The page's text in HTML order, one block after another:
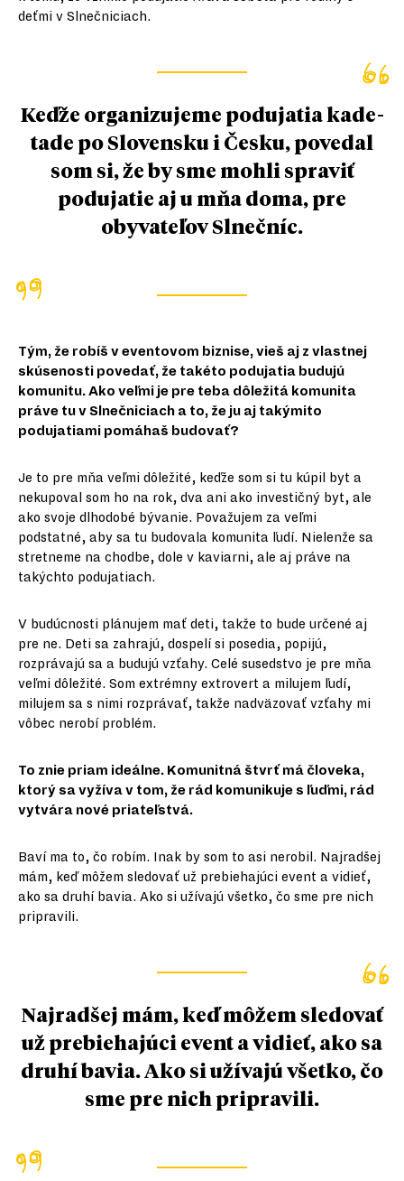
deťmi v Slnečniciach.
Keďže organizujeme podujatia kade-
tade po Slovensku i Česku, povedal
som si, že by sme mohli spraviť
podujatie aj u mňa doma, pre
obyvateľov Slnečníc.
Tým, že robíš v eventovom biznise, vieš aj z vlastnej
skúsenosti povedať, že takéto podujatia budujú
komunitu. Ako veľmi je pre teba dôležitá komunita
práve tu v Slnečniciach a to, že ju aj takýmito
podujatiami pomáhaš budovať?
Je to pre mňa veľmi dôležité, keďže som si tu kúpil byt a
nekupoval som ho na rok, dva ani ako investičný byt, ale
ako svoje dlhodobé bývanie. Považujem za veľmi
podstatné, aby sa tu budovala komunita ľudí. Nielenže sa
stretneme na chodbe, dole v kaviarni, ale aj práve na
takýchto podujatiach.
V budúcnosti plánujem mať deti, takže to bude určené aj
pre ne. Deti sa zahrajú, dospelí si posedia, popijú,
rozprávajú sa a budujú vzťahy. Celé susedstvo je pre mňa
veľmi dôležité. Som extrémny extrovert a milujem ľudí,
milujem sa s nimi rozprávať, takže nadväzovať vzťahy mi
vôbec nerobí problém.
To znie priam ideálne. Komunitná štvrť má človeka,
ktorý sa vyžíva v tom, že rád komunikuje s ľuďmi, rád
vytvára nové priateľstvá.
Baví ma to, čo robím. Inak by som to asi nerobil. Najradšej
mám, keď môžem sledovať už prebiehajúci event a vidieť,
ako sa druhí bavia. Ako si užívajú všetko, čo sme pre nich
pripravili.
Najradšej mám, keď môžem sledovať
už prebiehajúci event a vidieť, ako sa
druhí bavia. Ako si užívajú všetko, čo
sme pre nich pripravili.